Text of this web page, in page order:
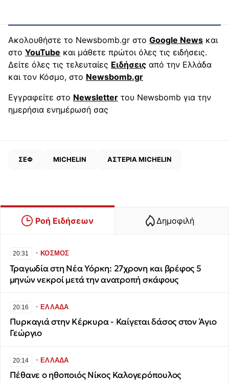
Ακολουθήστε το Newsbomb.gr στο Google News και
στο YouTube και μάθετε πρώτοι όλες τις ειδήσεις.
Δείτε όλες τις τελευταίες Ειδήσεις από την Ελλάδα
και τον Κόσμο, στο Newsbomb.gr
Εγγραφείτε στο Newsletter του Newsbomb για την
ημερήσια ενημέρωσή σας
ΣΕΦ MICHELIN ΑΣΤΕΡΙΑ MICHELIN
Ροή Ειδήσεων Δημοφιλή
20:31 ∙ΚΟΣΜΟΣ
Τραγωδία στη Νέα Υόρκη: 27χρονη και βρέφος 5
μηνών νεκροί μετά την ανατροπή σκάφους
20:16 ∙ΕΛΛΑΔΑ
Πυρκαγιά στην Κέρκυρα - Καίγεται δάσος στον Άγιο
Γεώργιο
20:14 ∙ΕΛΛΑΔΑ
Πέθανε ο ηθοποιός Νίκος Καλογερόπουλος